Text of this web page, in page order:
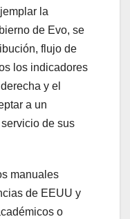
la
de Evo, se
flujo de
los indicadores
y el
a un
de sus
manuales
de EEUU y
o